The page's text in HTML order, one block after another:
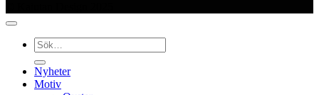
Sök
efter:
Nyheter
Motiv